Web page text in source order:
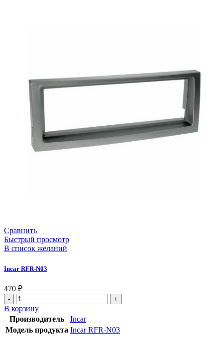
Сравнить
Быстрый просмотр
В список желаний
Incar RFR-N03
470 ₽
В корзину
Производитель
Incar
Модель продукта Incar RFR-N03